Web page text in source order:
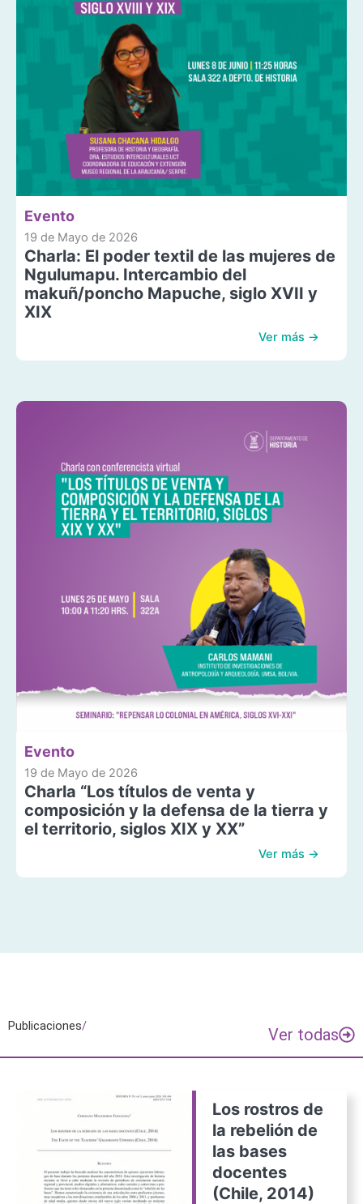
Evento
19 de Mayo de 2026
Charla: El poder textil de las mujeres de
Ngulumapu. Intercambio del
makuñ/poncho Mapuche, siglo XVII y
XIX
Ver más →
Evento
19 de Mayo de 2026
Charla “Los títulos de venta y
composición y la defensa de la tierra y
el territorio, siglos XIX y XX”
Ver más →
Publicaciones/ Ver todas
Los rostros de
la rebelión de
las bases
docentes
(Chile, 2014)